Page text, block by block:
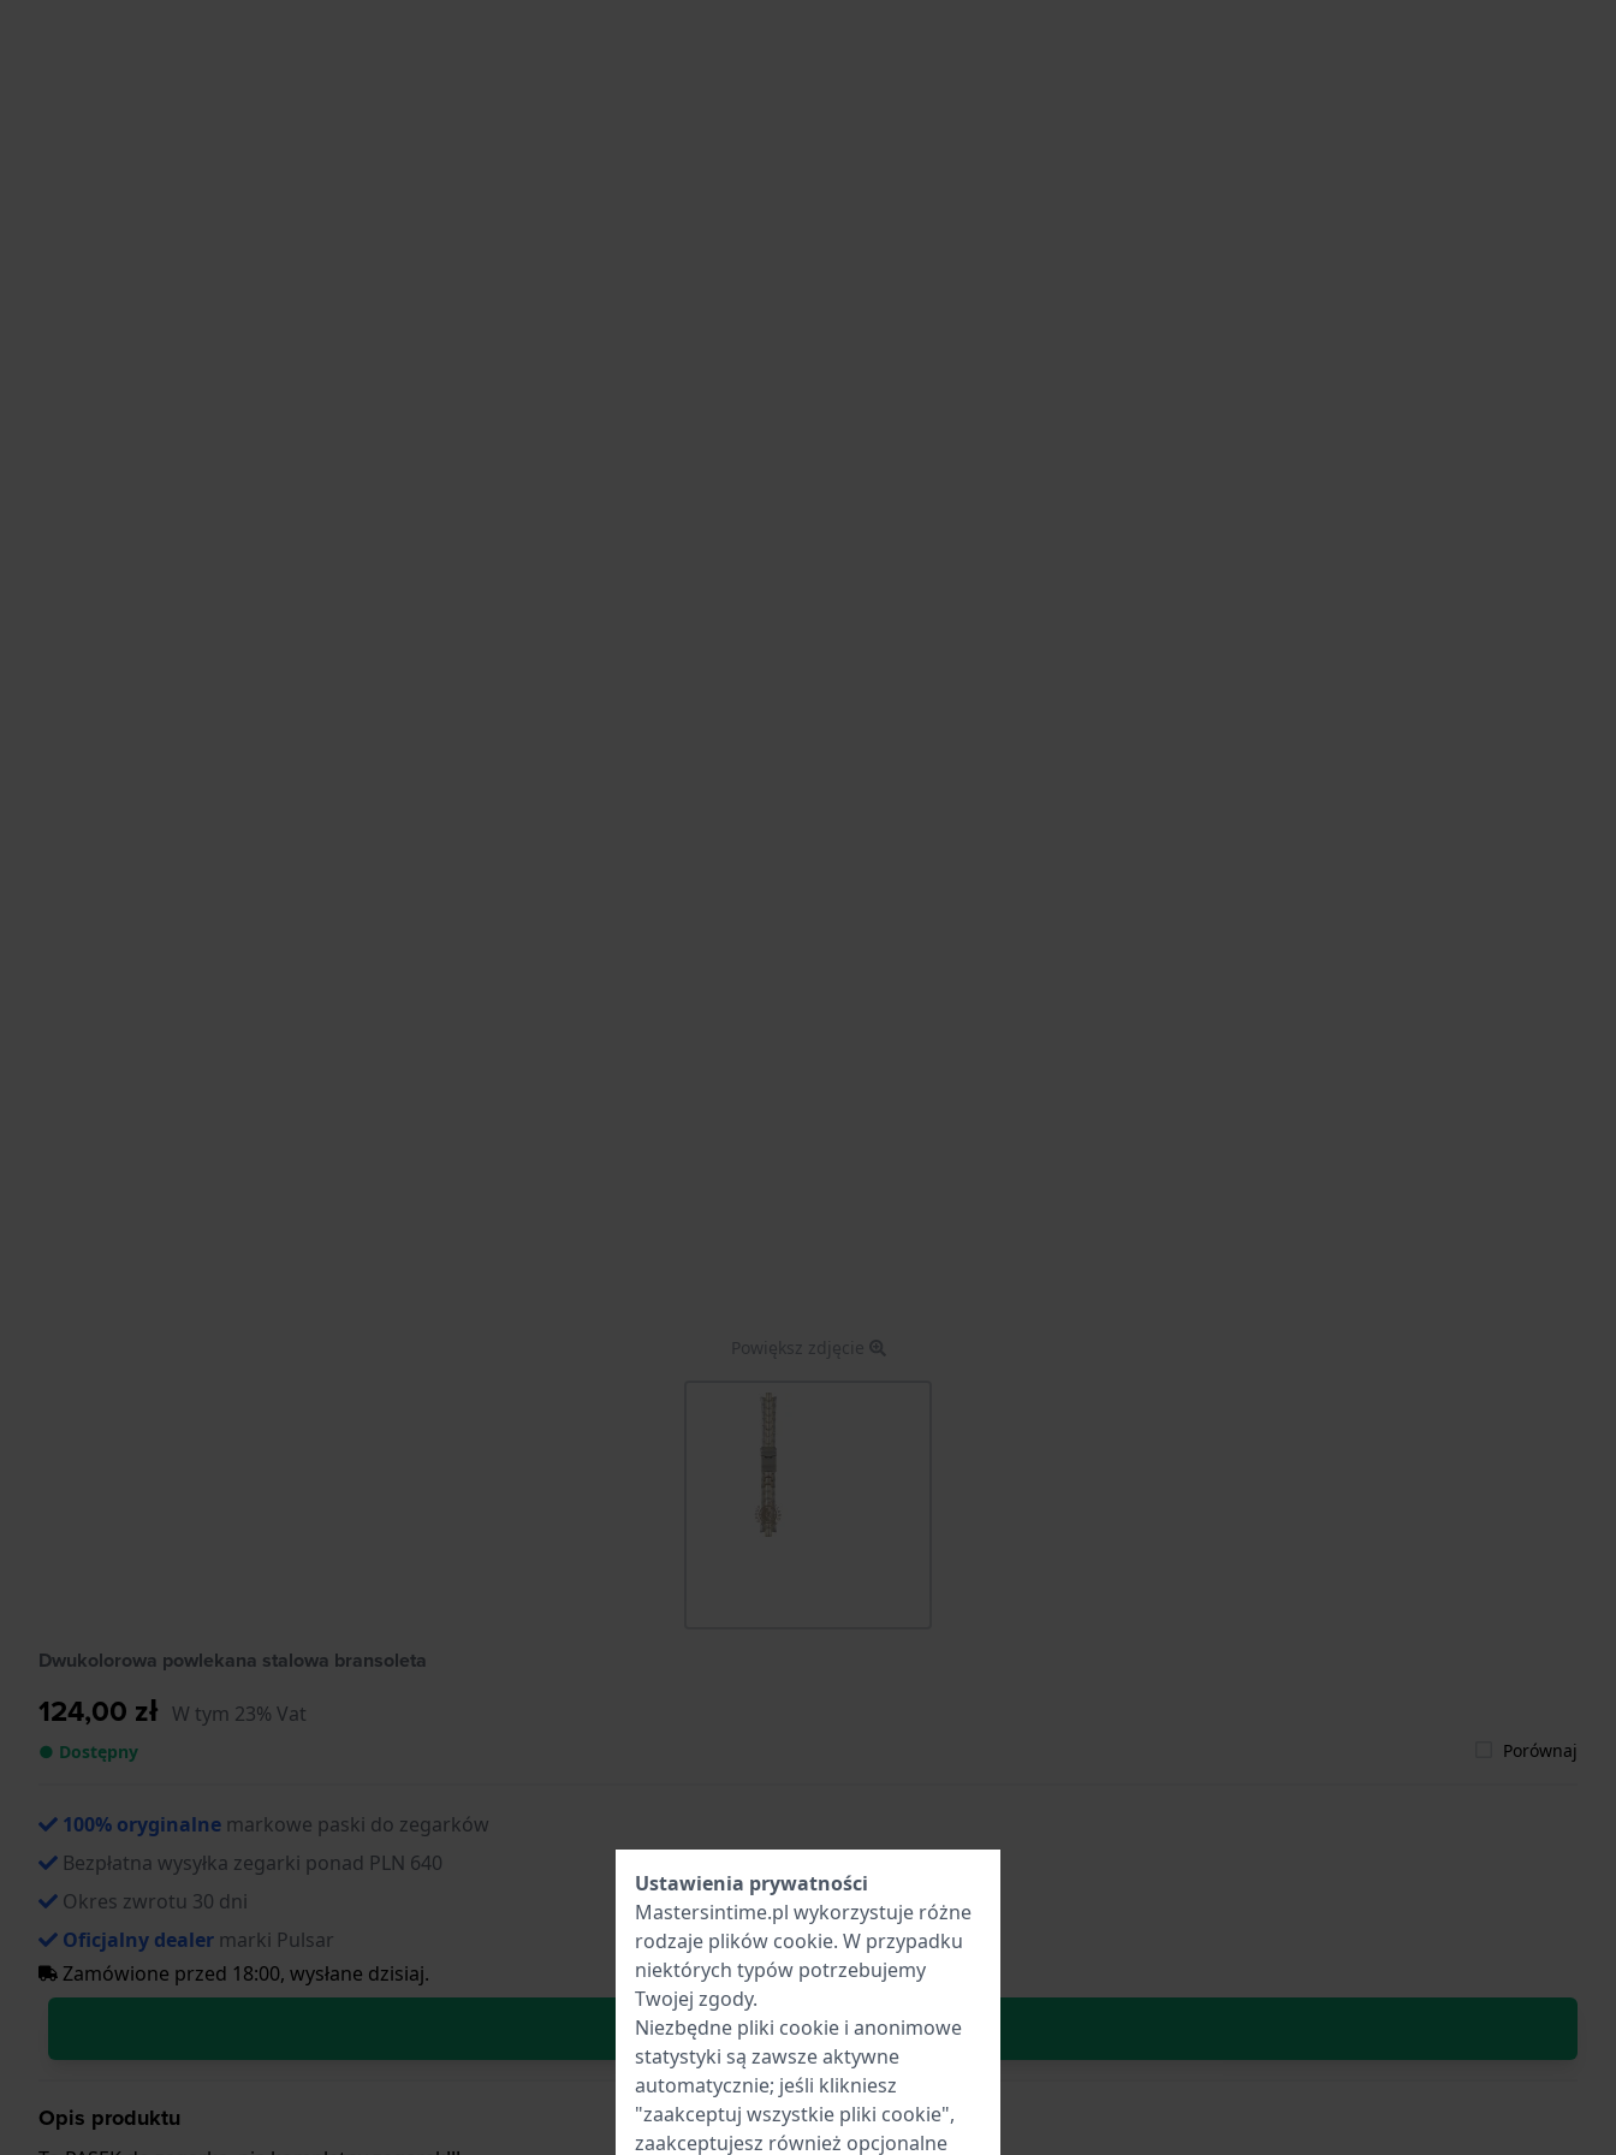
Powiększ zdjęcie
Dwukolorowa powlekana stalowa bransoleta
124,00 zł W tym 23% Vat
● Dostępny Porównaj
100% oryginalne markowe paski do zegarków
Bezpłatna wysyłka zegarki ponad PLN 640
Okres zwrotu 30 dni
Oficjalny dealer marki Pulsar
Zamówione przed 18:00, wysłane dzisiaj.
W Koszyku
Opis produktu
Ustawienia prywatności
Mastersintime.pl wykorzystuje różne
rodzaje plików cookie. W przypadku
niektórych typów potrzebujemy
Twojej zgody.
Niezbędne pliki cookie i anonimowe
statystyki są zawsze aktywne
automatycznie; jeśli klikniesz
"zaakceptuj wszystkie pliki cookie",
zaakceptujesz również opcjonalne